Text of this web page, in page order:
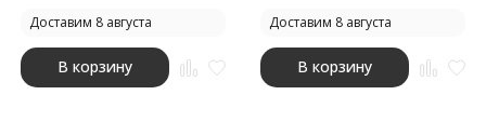
Доставим 8 августа
В корзину
Доставим 8 августа
В корзину